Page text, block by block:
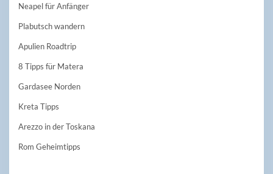
Neapel für Anfänger
Plabutsch wandern
Apulien Roadtrip
8 Tipps für Matera
Gardasee Norden
Kreta Tipps
Arezzo in der Toskana
Rom Geheimtipps